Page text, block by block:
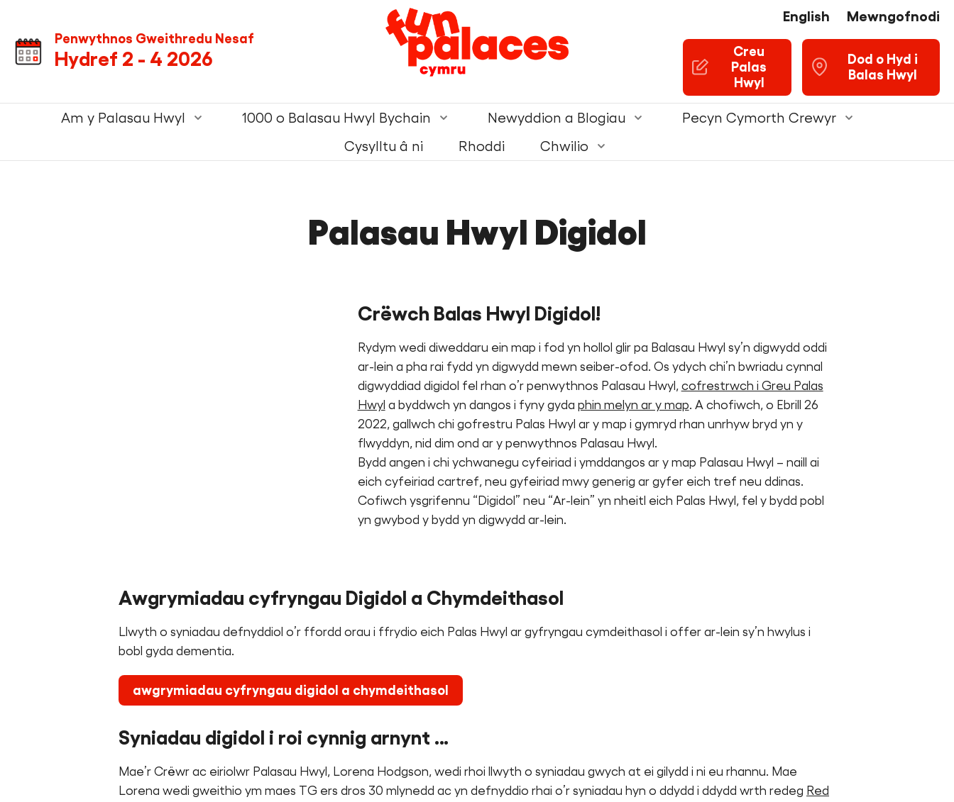
content
navigation
Next
Fun
Palace.
Penwythnos Gweithredu Nesaf
Hydref 2 - 4 2026
English Mewngofnodi
Creu
Palas
Hwyl
Dod o Hyd i
Balas Hwyl
Primary
Am y Palasau Hwyl 1000 o Balasau Hwyl Bychain Newyddion a Blogiau
Pecyn Cymorth Crewyr
Cysylltu â ni
Rhoddi Chwilio
Palasau Hwyl Digidol
Crëwch Balas Hwyl Digidol!
Rydym wedi diweddaru ein map i fod yn hollol glir pa Balasau Hwyl sy’n digwydd oddi
ar-lein a pha rai fydd yn digwydd mewn seiber-ofod. Os ydych chi’n bwriadu cynnal
digwyddiad digidol fel rhan o’r penwythnos Palasau Hwyl, cofrestrwch i Greu Palas
Hwyl a byddwch yn dangos i fyny gyda phin melyn ar y map. A chofiwch, o Ebrill 26
2022, gallwch chi gofrestru Palas Hwyl ar y map i gymryd rhan unrhyw bryd yn y
flwyddyn, nid dim ond ar y penwythnos Palasau Hwyl.
Bydd angen i chi ychwanegu cyfeiriad i ymddangos ar y map Palasau Hwyl – naill ai
eich cyfeiriad cartref, neu gyfeiriad mwy generig ar gyfer eich tref neu ddinas.
Cofiwch ysgrifennu “Digidol” neu “Ar-lein” yn nheitl eich Palas Hwyl, fel y bydd pobl
yn gwybod y bydd yn digwydd ar-lein.
Awgrymiadau cyfryngau Digidol a Chymdeithasol
Llwyth o syniadau defnyddiol o’r ffordd orau i ffrydio eich Palas Hwyl ar gyfryngau cymdeithasol i offer ar-lein sy’n hwylus i
bobl gyda dementia.
awgrymiadau cyfryngau digidol a chymdeithasol
Syniadau digidol i roi cynnig arnynt …
Mae’r Crëwr ac eiriolwr Palasau Hwyl, Lorena Hodgson, wedi rhoi llwyth o syniadau gwych at ei gilydd i ni eu rhannu. Mae
Lorena wedi gweithio ym maes TG ers dros 30 mlynedd ac yn defnyddio rhai o’r syniadau hyn o ddydd i ddydd wrth redeg Red